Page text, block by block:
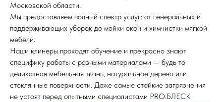
Московской области.
Мы предоставляем полный спектр услуг: от генеральных и
поддерживающих уборок до мойки окон и химчистки мягкой
мебели.
Наши клинеры проходят обучение и прекрасно знают
специфику работы с разными материалами — будь то
деликатная мебельная ткань, натуральное дерево или
стеклянные поверхности. Даже самые стойкие загрязнения
не устоят перед опытными специалистами PRO.БЛЕСК